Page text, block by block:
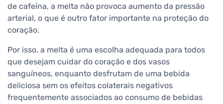
de cafeína, a melta não provoca aumento da pressão
arterial, o que é outro fator importante na proteção do
coração.
Por isso, a melta é uma escolha adequada para todos
que desejam cuidar do coração e dos vasos
sanguíneos, enquanto desfrutam de uma bebida
deliciosa sem os efeitos colaterais negativos
frequentemente associados ao consumo de bebidas